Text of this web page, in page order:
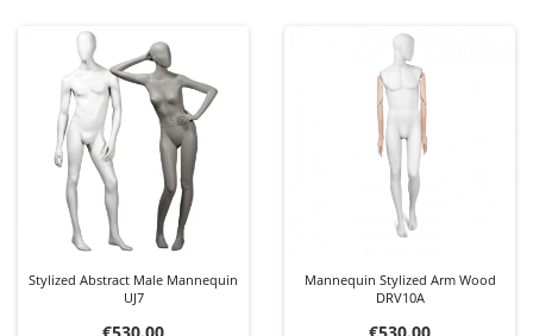
Stylized Abstract Male Mannequin
UJ7
Price
Mannequin Stylized Arm Wood
DRV10A
Price